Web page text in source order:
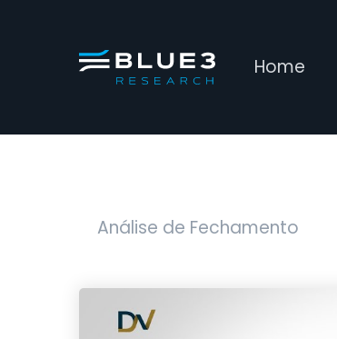
Home
Análise de Fechamento